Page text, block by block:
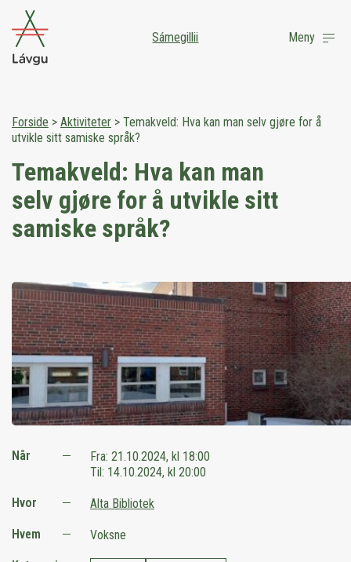
Sámegillii Meny
Forside > Aktiviteter > Temakveld: Hva kan man selv gjøre for å
utvikle sitt samiske språk?
Temakveld: Hva kan man
selv gjøre for å utvikle sitt
samiske språk?
Når Fra: 21.10.2024, kl 18:00
Til: 14.10.2024, kl 20:00
Hvor Alta Bibliotek
Hvem Voksne